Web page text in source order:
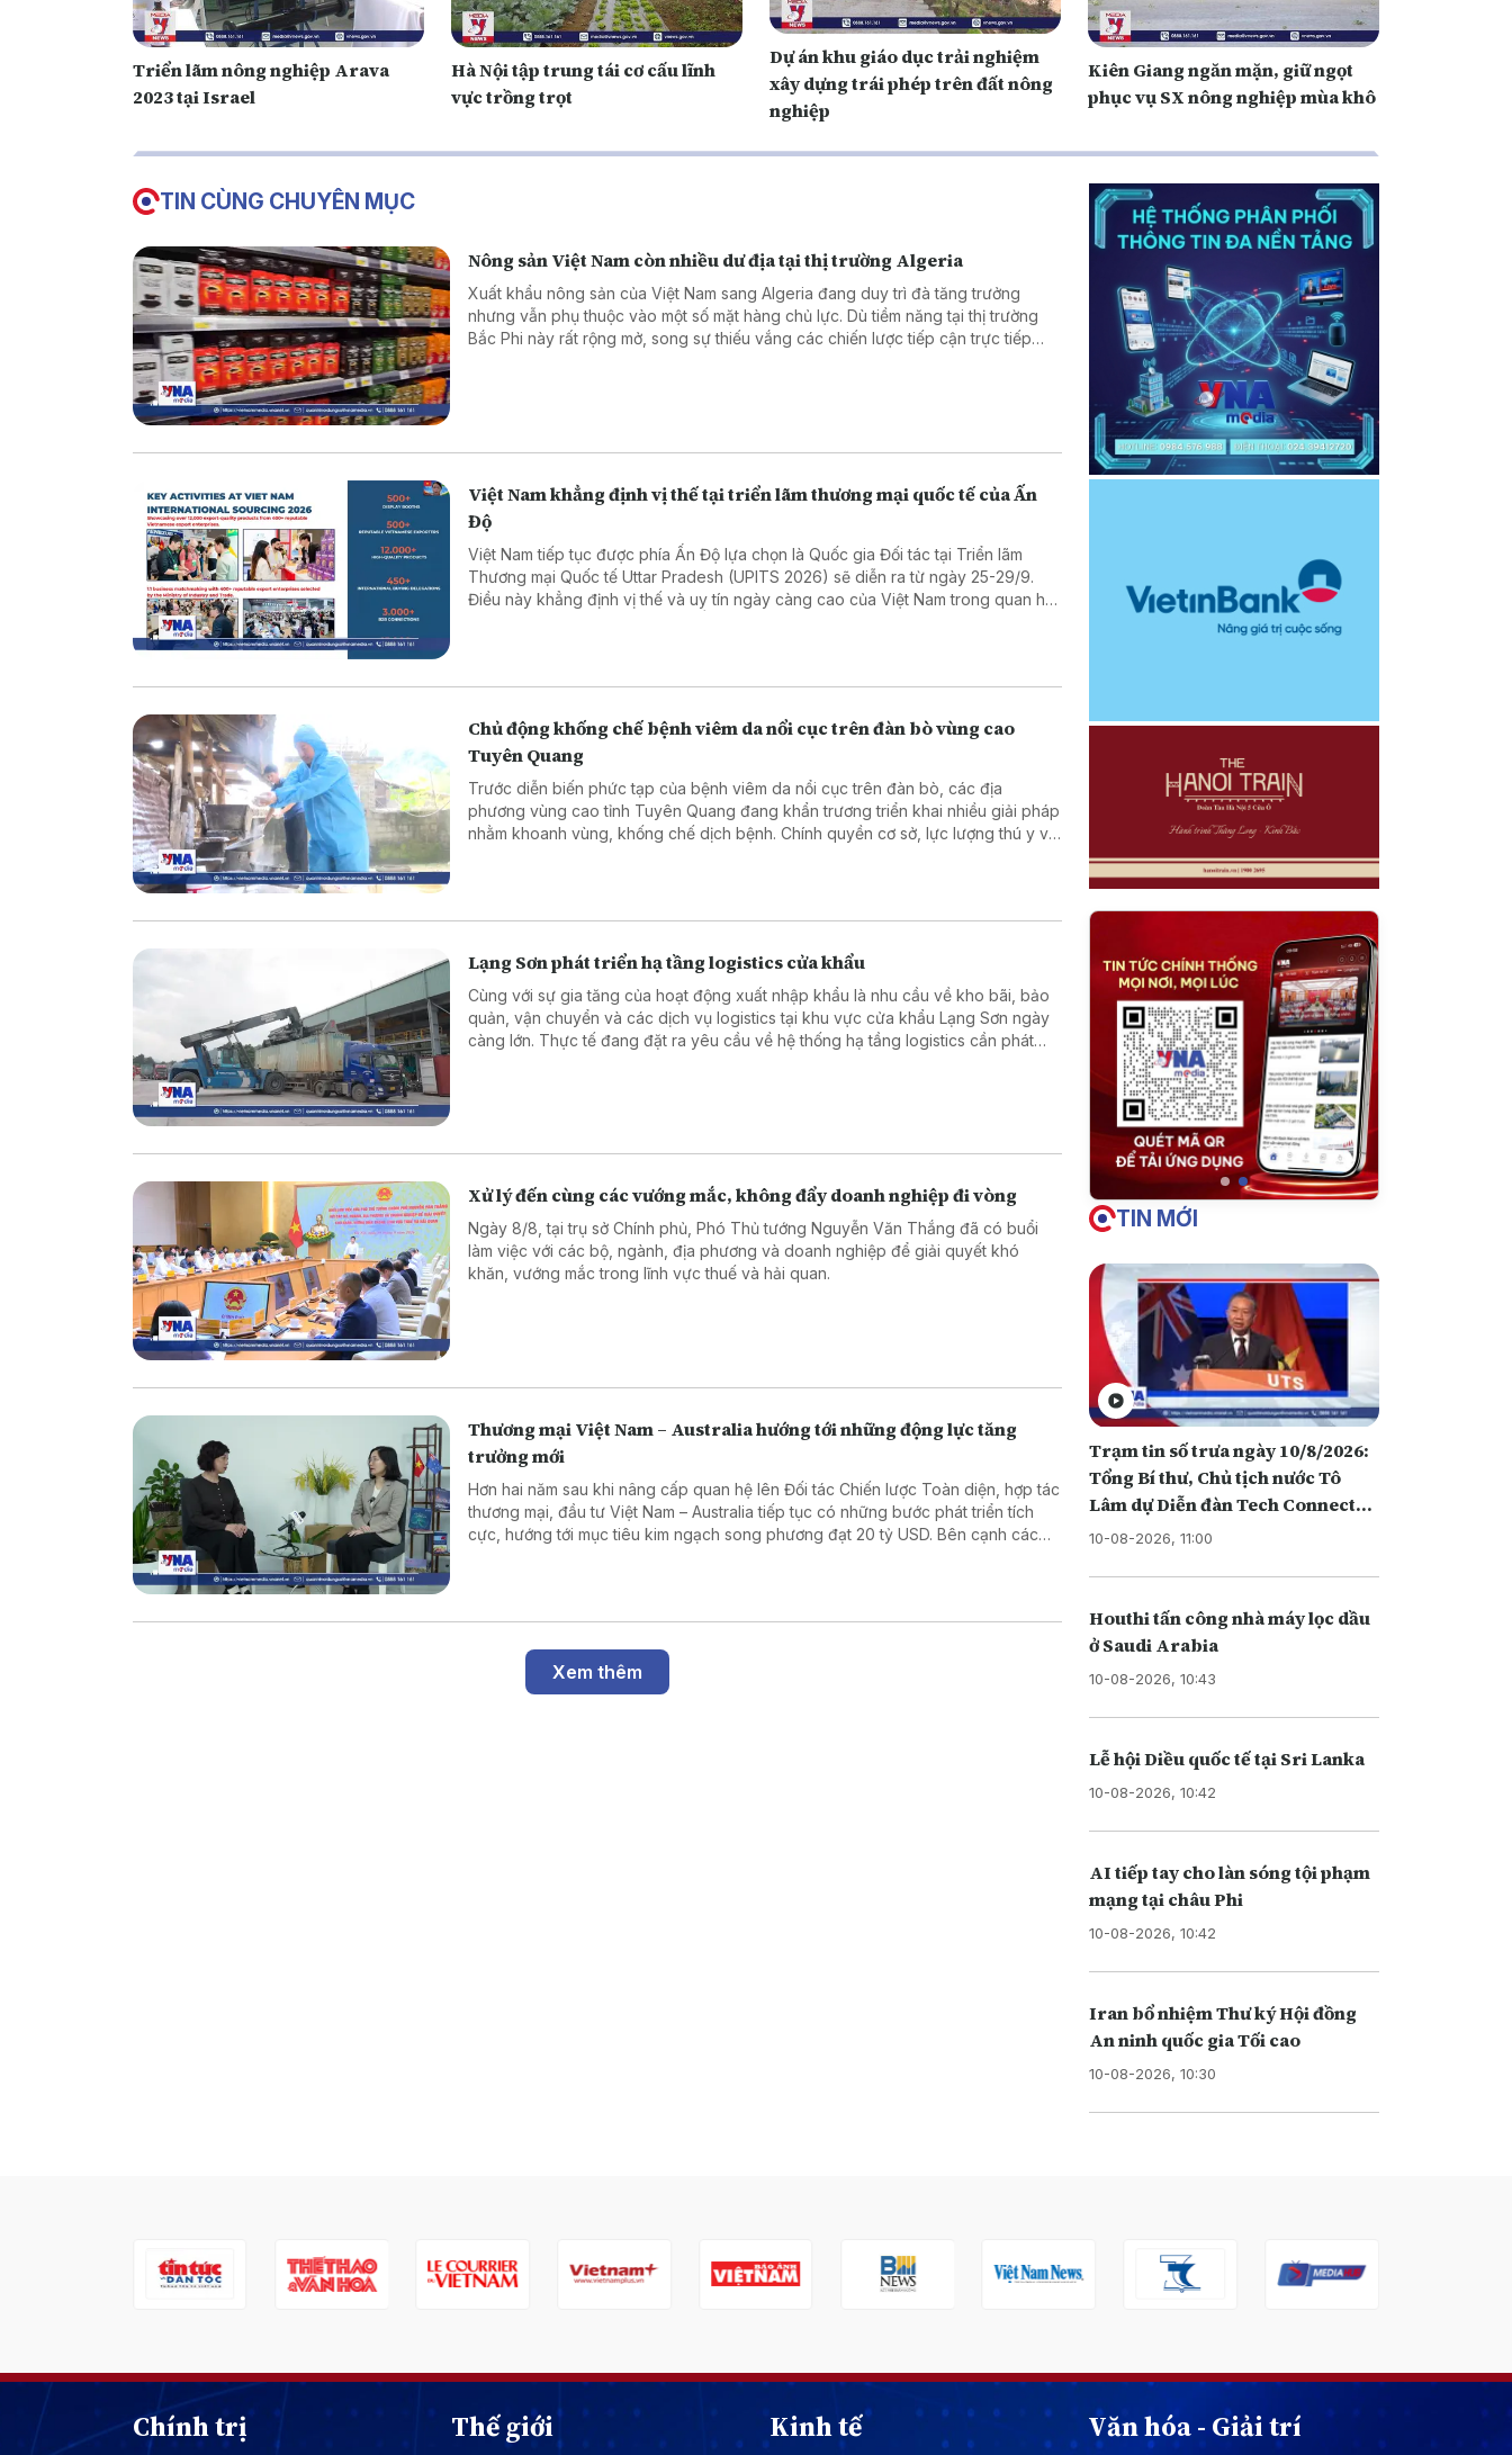
Triển lãm nông nghiệp Arava
2023 tại Israel
Hà Nội tập trung tái cơ cấu lĩnh
vực trồng trọt
Dự án khu giáo dục trải nghiệm
xây dựng trái phép trên đất nông
nghiệp
Kiên Giang ngăn mặn, giữ ngọt
phục vụ SX nông nghiệp mùa khô
TIN CÙNG CHUYÊN MỤC
Nông sản Việt Nam còn nhiều dư địa tại thị trường Algeria
Xuất khẩu nông sản của Việt Nam sang Algeria đang duy trì đà tăng trưởng
nhưng vẫn phụ thuộc vào một số mặt hàng chủ lực. Dù tiềm năng tại thị trường
Bắc Phi này rất rộng mở, song sự thiếu vắng các chiến lược tiếp cận trực tiếp
Việt Nam khẳng định vị thế tại triển lãm thương mại quốc tế của Ấn
Độ
Việt Nam tiếp tục được phía Ấn Độ lựa chọn là Quốc gia Đối tác tại Triển lãm
Thương mại Quốc tế Uttar Pradesh (UPITS 2026) sẽ diễn ra từ ngày 25-29/9.
Điều này khẳng định vị thế và uy tín ngày càng cao của Việt Nam trong quan hệ
Chủ động khống chế bệnh viêm da nổi cục trên đàn bò vùng cao
Tuyên Quang
Trước diễn biến phức tạp của bệnh viêm da nổi cục trên đàn bò, các địa
phương vùng cao tỉnh Tuyên Quang đang khẩn trương triển khai nhiều giải pháp
nhằm khoanh vùng, khống chế dịch bệnh. Chính quyền cơ sở, lực lượng thú y và
Lạng Sơn phát triển hạ tầng logistics cửa khẩu
Cùng với sự gia tăng của hoạt động xuất nhập khẩu là nhu cầu về kho bãi, bảo
quản, vận chuyển và các dịch vụ logistics tại khu vực cửa khẩu Lạng Sơn ngày
càng lớn. Thực tế đang đặt ra yêu cầu về hệ thống hạ tầng logistics cần phát
Xử lý đến cùng các vướng mắc, không đẩy doanh nghiệp đi vòng
Ngày 8/8, tại trụ sở Chính phủ, Phó Thủ tướng Nguyễn Văn Thắng đã có buổi
làm việc với các bộ, ngành, địa phương và doanh nghiệp để giải quyết khó
khăn, vướng mắc trong lĩnh vực thuế và hải quan.
Thương mại Việt Nam – Australia hướng tới những động lực tăng
trưởng mới
Hơn hai năm sau khi nâng cấp quan hệ lên Đối tác Chiến lược Toàn diện, hợp tác
thương mại, đầu tư Việt Nam – Australia tiếp tục có những bước phát triển tích
cực, hướng tới mục tiêu kim ngạch song phương đạt 20 tỷ USD. Bên cạnh các
Australia, về những động lực mới thúc đẩy quan hệ kinh tế hai nước.
Xem thêm
TIN MỚI
Trạm tin số trưa ngày 10/8/2026:
Tổng Bí thư, Chủ tịch nước Tô
Lâm dự Diễn đàn Tech Connect
tại Australia
10-08-2026, 11:00
Houthi tấn công nhà máy lọc dầu
ở Saudi Arabia
10-08-2026, 10:43
Lễ hội Diều quốc tế tại Sri Lanka
10-08-2026, 10:42
AI tiếp tay cho làn sóng tội phạm
mạng tại châu Phi
10-08-2026, 10:42
Iran bổ nhiệm Thư ký Hội đồng
An ninh quốc gia Tối cao
10-08-2026, 10:30
Chính trị Thế giới Kinh tế Văn hóa - Giải trí